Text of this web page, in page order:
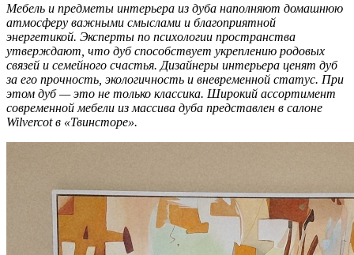
Мебель и предметы интерьера из дуба наполняют домашнюю
атмосферу важными смыслами и благоприятной
энергетикой. Эксперты по психологии пространства
утверждают, что дуб способствует укреплению родовых
связей и семейного счастья. Дизайнеры интерьера ценят дуб
за его прочность, экологичность и вневременной статус. При
этом дуб — это не только классика. Широкий ассортимент
современной мебели из массива дуба представлен в салоне
Wilvercot в «Твинсторе».